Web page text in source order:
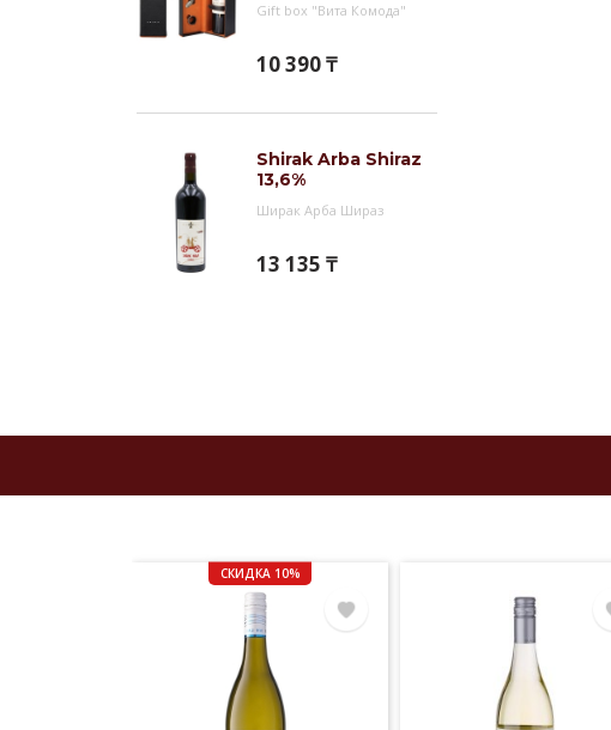
Gift box "Вита Комода"
10 390 ₸
Shirak Arba Shiraz
13,6%
Ширак Арба Шираз
13 135 ₸
СКИДКА 10%